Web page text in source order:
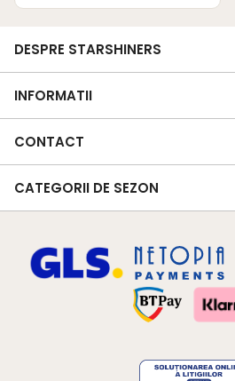
DESPRE STARSHINERS
INFORMATII
CONTACT
CATEGORII DE SEZON